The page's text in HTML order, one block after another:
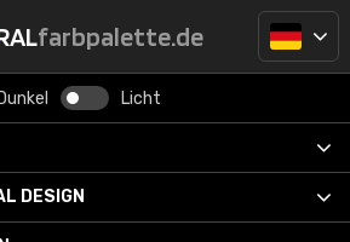
farbpalette.de
Dunkel Licht
DESIGN